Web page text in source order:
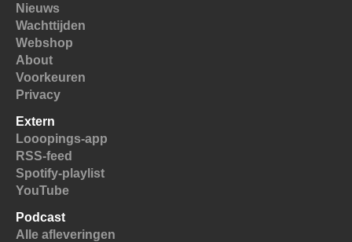
Nieuws
Wachttijden
Webshop
About
Voorkeuren
Privacy
Extern
Looopings-app
RSS-feed
Spotify-playlist
YouTube
Podcast
Alle afleveringen